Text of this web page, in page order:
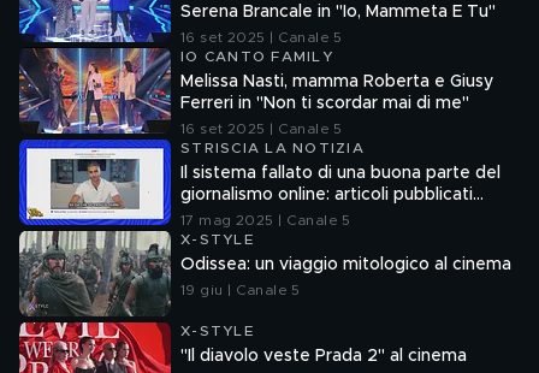
Serena Brancale in "Io, Mammeta E Tu"
16 set 2025 | Canale 5
IO CANTO FAMILY
Melissa Nasti, mamma Roberta e Giusy
Ferreri in "Non ti scordar mai di me"
16 set 2025 | Canale 5
STRISCIA LA NOTIZIA
Il sistema fallato di una buona parte del
giornalismo online: articoli pubblicati
senza la verifica delle fonti
17 mag 2025 | Canale 5
X-STYLE
Odissea: un viaggio mitologico al cinema
19 giu | Canale 5
X-STYLE
"Il diavolo veste Prada 2" al cinema